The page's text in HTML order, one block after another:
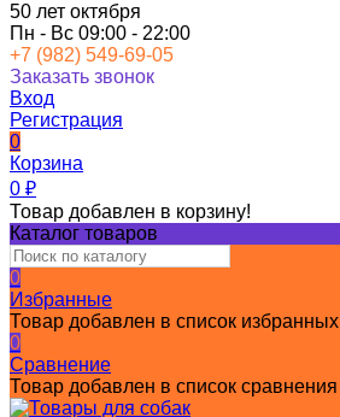
50 лет октября
Пн - Вс 09:00 - 22:00
+7 (982) 549-69-05
Заказать звонок
Вход
Регистрация
0
Корзина
0 ₽
Товар добавлен в корзину!
Каталог товаров
0
Избранные
Товар добавлен в список избранных
0
Сравнение
Товар добавлен в список сравнения